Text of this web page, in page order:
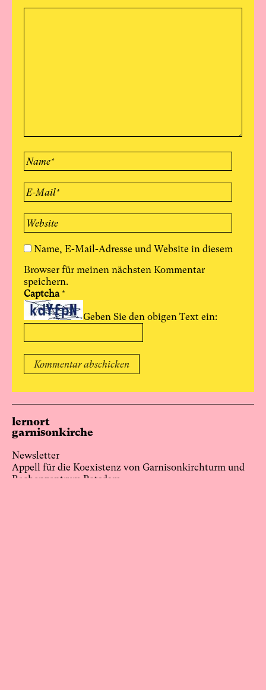
Name, E-Mail-Adresse und Website in diesem
Browser für meinen nächsten Kommentar
speichern.
Captcha *
Geben Sie den obigen Text ein:
lernort
garnisonkirche
Newsletter
Appell für die Koexistenz von Garnisonkirchturm und
Rechenzentrum Potsdam